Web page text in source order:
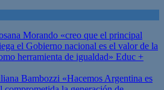
Morando «creo que el principal
el Gobierno nacional es el valor de la
herramienta de igualdad» Educ +
Bambozzi «Hacemos Argentina es